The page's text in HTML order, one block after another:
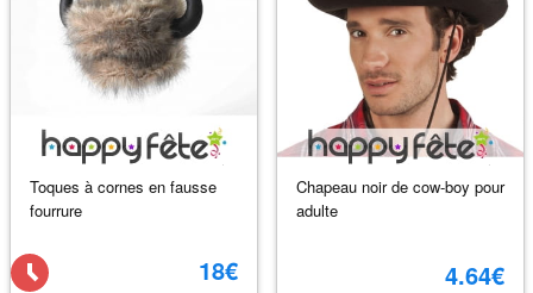
Toques à cornes en fausse
fourrure
18€
Chapeau noir de cow-boy pour
adulte
4.64€